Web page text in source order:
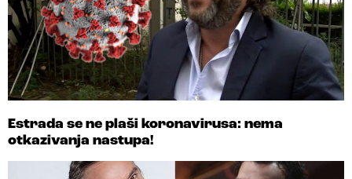
Estrada se ne plaši koronavirusa: nema
otkazivanja nastupa!